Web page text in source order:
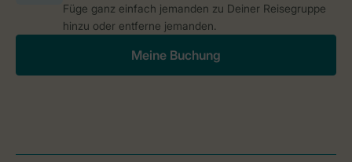
Füge ganz einfach jemanden zu Deiner Reisegruppe
hinzu oder entferne jemanden.
Meine Buchung